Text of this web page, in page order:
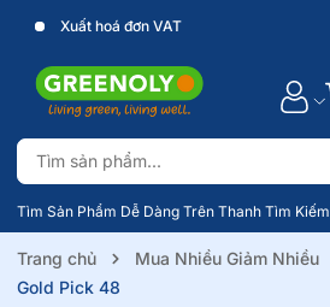
Xuất hoá đơn VAT
Tìm Sản Phẩm Dễ Dàng Trên Thanh Tìm Kiếm
Trang chủ Mua Nhiều Giảm Nhiều
Gold Pick 48